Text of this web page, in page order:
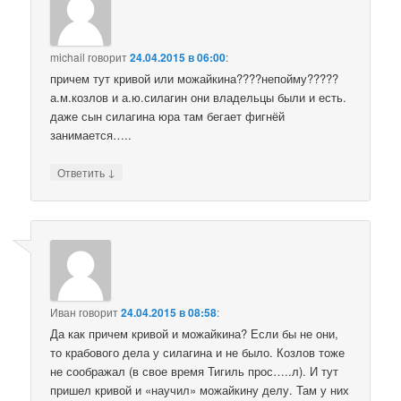
michail говорит24.04.2015 в 06:00:
причем тут кривой или можайкина????непойму?????
а.м.козлов и а.ю.силагин они владельцы были и есть.
даже сын силагина юра там бегает фигнёй
занимается…..
Ответить ↓
Иван говорит24.04.2015 в 08:58:
Да как причем кривой и можайкина? Если бы не они,
то крабового дела у силагина и не было. Козлов тоже
не соображал (в свое время Тигиль прос…..л). И тут
пришел кривой и «научил» можайкину делу. Там у них